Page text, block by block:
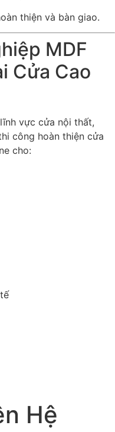
thiện và bàn giao.
MDF
Cửa Cao
vực cửa nội thất,
công hoàn thiện cửa
cho:
Hệ